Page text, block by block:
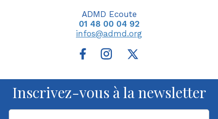
ADMD Ecoute
01 48 00 04 92
infos@admd.org
Inscrivez-vous à la newsletter